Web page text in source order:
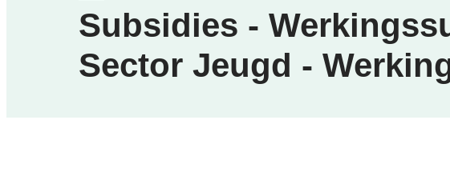
Subsidies -
Sector Jeugd -